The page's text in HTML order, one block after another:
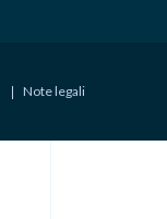
Note legali